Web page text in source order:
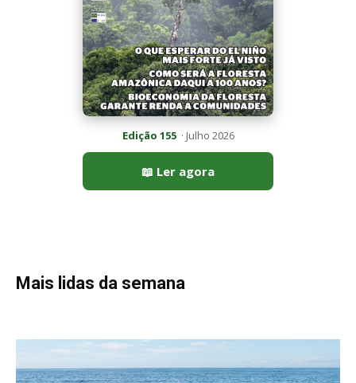
Mais lidas da semana
Peixe-lua emerge horizontalmente na superfície oceânica para
permitir que aves marinhas removam ectoparasitas